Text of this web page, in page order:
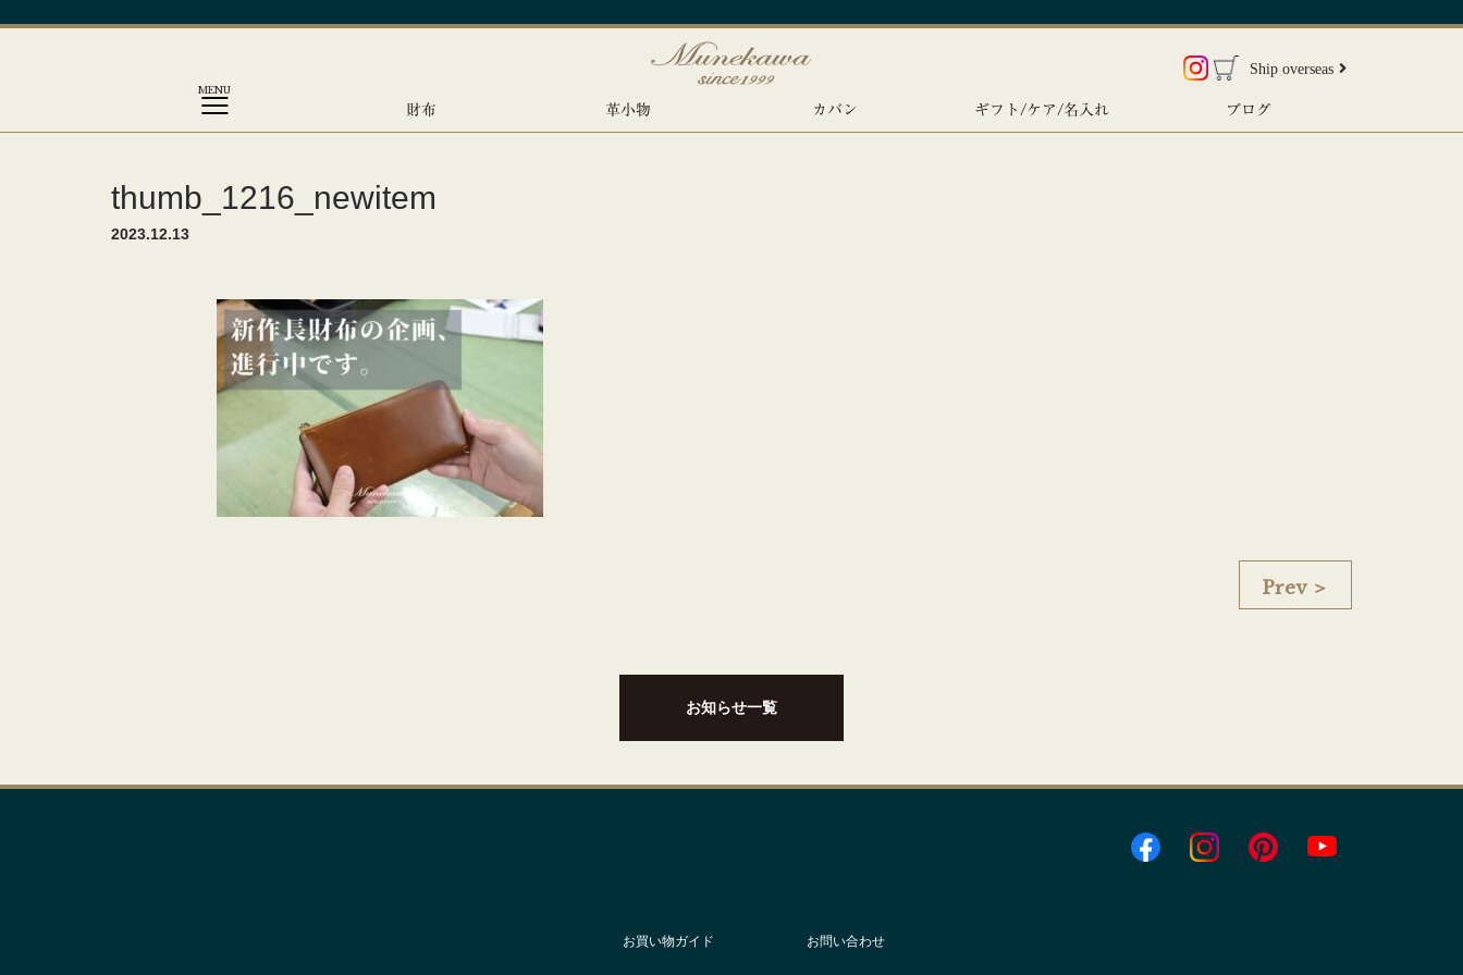
Ship overseas
MENU
財布 革小物 カバン ギフト/ケア/名入れ ブログ
thumb_1216_newitem
2023.12.13
Prev ＞
お知らせ一覧
お買い物ガイド お問い合わせ